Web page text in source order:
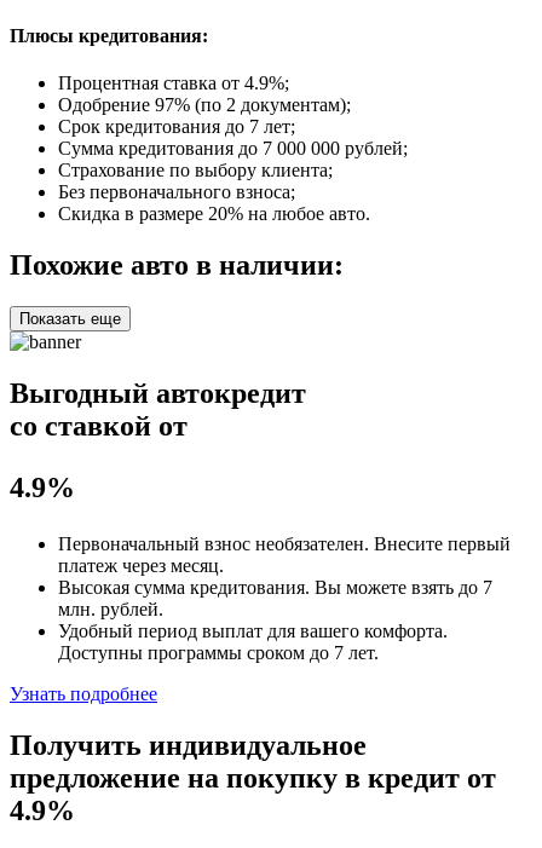
Плюсы кредитования:
Процентная ставка от 4.9%;
Одобрение 97% (по 2 документам);
Срок кредитования до 7 лет;
Сумма кредитования до 7 000 000 рублей;
Страхование по выбору клиента;
Без первоначального взноса;
Скидка в размере 20% на любое авто.
Похожие авто в наличии:
Показать еще
Выгодный автокредит
со ставкой от
4.9%
Первоначальный взнос необязателен. Внесите первый
платеж через месяц.
Высокая сумма кредитования. Вы можете взять до 7
млн. рублей.
Удобный период выплат для вашего комфорта.
Доступны программы сроком до 7 лет.
Узнать подробнее
Получить индивидуальное
предложение на покупку в кредит от
4.9%